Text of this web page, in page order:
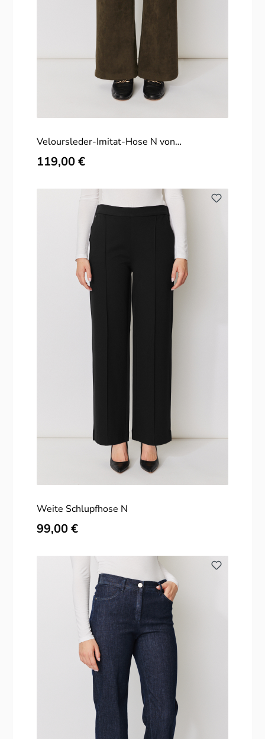
Veloursleder-Imitat-Hose N von
BLUEBEERY
Regulärer Preis:
119,00 €
Weite Schlupfhose N
Regulärer Preis:
99,00 €